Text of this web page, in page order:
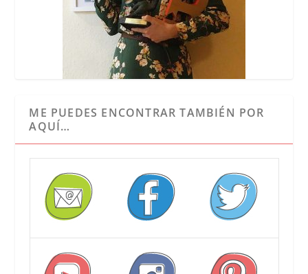
ME PUEDES ENCONTRAR TAMBIÉN POR
AQUÍ…